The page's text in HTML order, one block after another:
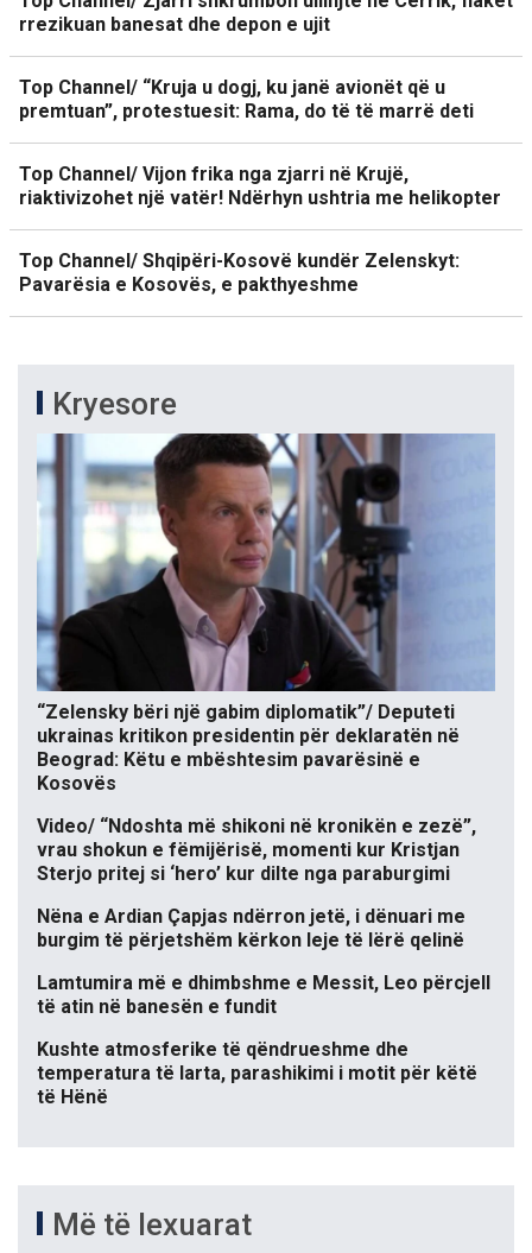
rrezikuan banesat dhe depon e ujit
Top Channel/ “Kruja u dogj, ku janë avionët që u
premtuan”, protestuesit: Rama, do të të marrë deti
Top Channel/ Vijon frika nga zjarri në Krujë,
riaktivizohet një vatër! Ndërhyn ushtria me helikopter
Top Channel/ Shqipëri-Kosovë kundër Zelenskyt:
Pavarësia e Kosovës, e pakthyeshme
Kryesore
“Zelensky bëri një gabim diplomatik”/ Deputeti
ukrainas kritikon presidentin për deklaratën në
Beograd: Këtu e mbështesim pavarësinë e
Kosovës
Video/ “Ndoshta më shikoni në kronikën e zezë”,
vrau shokun e fëmijërisë, momenti kur Kristjan
Sterjo pritej si ‘hero’ kur dilte nga paraburgimi
Nëna e Ardian Çapjas ndërron jetë, i dënuari me
burgim të përjetshëm kërkon leje të lërë qelinë
Lamtumira më e dhimbshme e Messit, Leo përcjell
të atin në banesën e fundit
Kushte atmosferike të qëndrueshme dhe
temperatura të larta, parashikimi i motit për këtë
të Hënë
Më të lexuarat